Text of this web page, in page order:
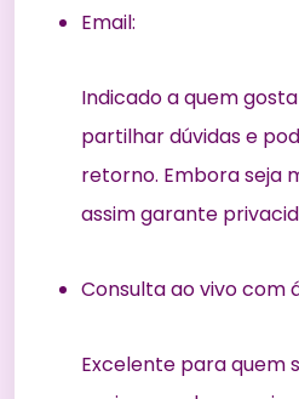
Email:
Indicado a quem
partilhar dúvidas e
retorno. Embora seja
assim garante
Consulta ao vivo com
Excelente para quem